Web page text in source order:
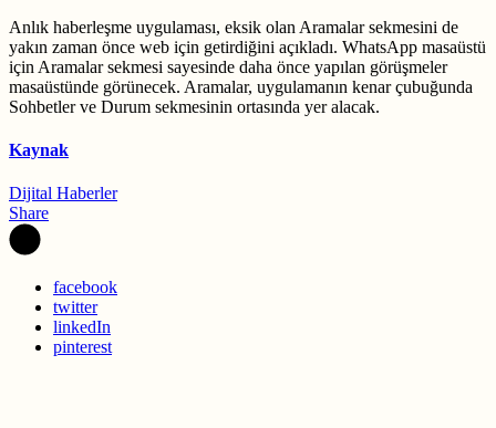
Anlık haberleşme uygulaması, eksik olan Aramalar sekmesini de
yakın zaman önce web için getirdiğini açıkladı. WhatsApp masaüstü
için Aramalar sekmesi sayesinde daha önce yapılan görüşmeler
masaüstünde görünecek. Aramalar, uygulamanın kenar çubuğunda
Sohbetler ve Durum sekmesinin ortasında yer alacak.
Kaynak
Dijital Haberler
Share
facebook
twitter
linkedIn
pinterest